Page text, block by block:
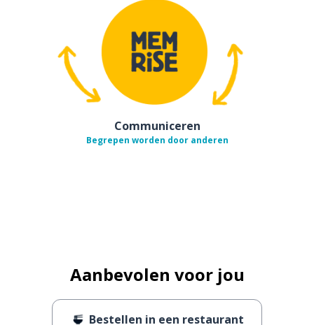
Communiceren
Begrepen worden door anderen
Aanbevolen voor jou
Bestellen in een restaurant